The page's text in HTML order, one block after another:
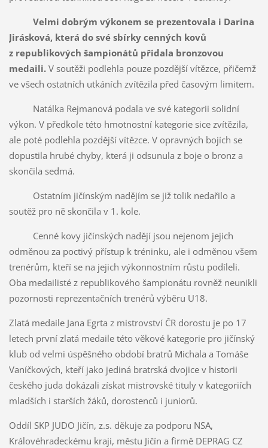
Velmi dobrým výkonem se prezentovala i Darina
Jirásková, která do své sbírky cenných kovů
z republikových šampionátů přidala bronzovou
medaili.V soutěži podlehla pouze pozdější vítězce, přičemž
ve všech ostatních utkáních zvítězila před časovým limitem.
Natálka Rejmanová podala ve své kategorii solidní
výkon. V předkole této hmotnostní kategorie sice zvítězila,
ale poté podlehla pozdější vítězce. V opravných bojích se
dopustila hrubé chyby, která ji odsunula z boje o bronz a
skončila sedmá.
Ostatním jičínským nadějím se již tolik nedařilo a
soutěž pro ně skončila v 1. kole.
Cenné kovy jičínských nadějí jsou nejenom jejich
odměnou za poctivý přístup k tréninku, ale i odměnou všem
trenérům, kteří se na jejich výkonnostním růstu podíleli.
Oba medailisté z republikového šampionátu rovněž neunikli
pozornosti reprezentačních trenérů výběru U18.
Zlatá medaile Jana Egrta z mistrovství ČR dorostu je po 17
letech první zlatá medaile této věkové kategorie pro jičínský
klub od velmi úspěšného období bratrů Michala a Tomáše
Vaníčkových, kteří jako jediná bratrská dvojice v historii
českého juda dokázali získat mistrovské tituly v kategoriích
mladších i starších žáků, dorostenců i juniorů.
Oddíl SKP JUDO Jičín, z.s. děkuje za podporu NSA,
Královéhradeckému kraji, městu Jičín a firmě DEPRAG CZ